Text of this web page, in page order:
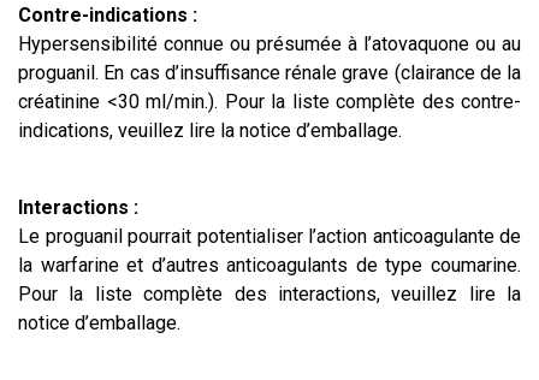
Contre-indications :
Hypersensibilité connue ou présumée à l’atovaquone ou au
proguanil. En cas d’insuffisance rénale grave (clairance de la
créatinine <30 ml/min.). Pour la liste complète des contre-
indications, veuillez lire la notice d’emballage.
Interactions :
Le proguanil pourrait potentialiser l’action anticoagulante de
la warfarine et d’autres anticoagulants de type coumarine.
Pour la liste complète des interactions, veuillez lire la
notice d’emballage.